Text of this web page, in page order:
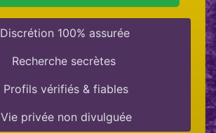
Discrétion 100% assurée
Recherche secrètes
Profils vérifiés & fiables
Vie privée non divulguée